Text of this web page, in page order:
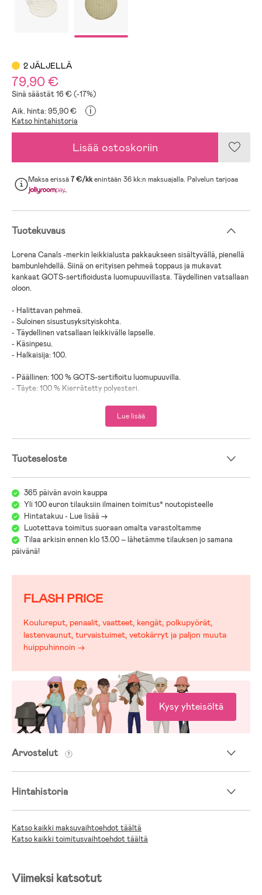
2 JÄLJELLÄ
79,90 €
Sinä säästät 16 € (-17%)
Aik. hinta: 95,90 €
i
Katso hintahistoria
Lisää ostoskoriin
Maksa erissä7 €/kkenintään 36 kk:n maksuajalla. Palvelun tarjoaa
.
Tuotekuvaus
Lorena Canals -merkin leikkialusta pakkaukseen sisältyvällä, pienellä
bambunlehdellä. Siinä on erityisen pehmeä toppaus ja mukavat
kankaat GOTS-sertifioidusta luomupuuvillasta. Täydellinen vatsallaan
oloon.
- Halittavan pehmeä.
- Suloinen sisustusyksityiskohta.
- Täydellinen vatsallaan leikkivälle lapselle.
- Käsinpesu.
- Halkaisija: 100.
- Päällinen: 100 % GOTS-sertifioitu luomupuuvilla.
- Täyte: 100 % Kierrätetty polyesteri.
Lue lisää
Tuoteseloste
365 päivän avoin kauppa
Yli 100 euron tilauksiin ilmainen toimitus* noutopisteelle
Hintatakuu - Lue lisää ->
Luotettava toimitus suoraan omalta varastoltamme
Tilaa arkisin ennen klo 13.00 – lähetämme tilauksen jo samana
päivänä!
FLASH PRICE
Koulureput, penaalit, vaatteet, kengät, polkupyörät,
lastenvaunut, turvaistuimet, vetokärryt ja paljon muuta
huippuhinnoin →
Kysy yhteisöltä
Arvostelut
Hintahistoria
Katso kaikki maksuvaihtoehdot täältä
Katso kaikki toimitusvaihtoehdot täältä
Viimeksi katsotut